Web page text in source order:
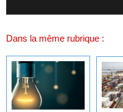
Dans la même rubrique :